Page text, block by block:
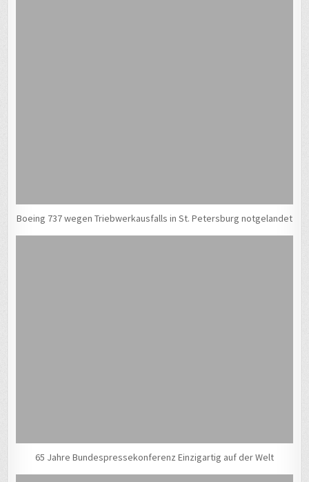
Boeing 737 wegen Triebwerkausfalls in St. Petersburg notgelandet
65 Jahre Bundespressekonferenz Einzigartig auf der Welt